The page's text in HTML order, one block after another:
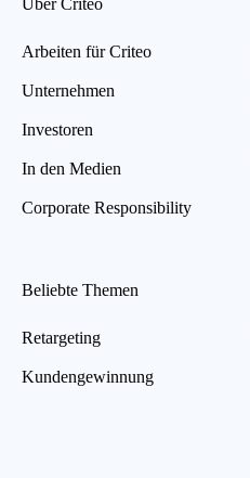
Arbeiten für Criteo
Unternehmen
Investoren
In den Medien
Corporate Responsibility
Beliebte Themen
Retargeting
Kundengewinnung